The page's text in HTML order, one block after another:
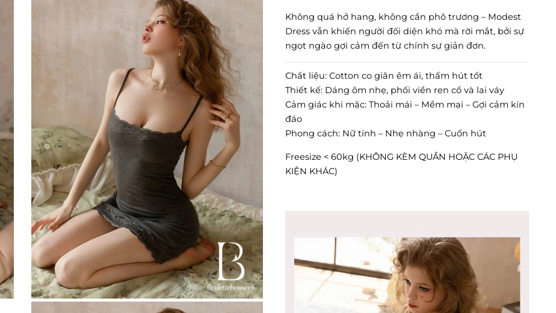
Không quá hở hang, không cần phô trương – Modest
Dress vẫn khiến người đối diện khó mà rời mắt, bởi sự
ngọt ngào gợi cảm đến từ chính sự giản đơn.
Chất liệu: Cotton co giãn êm ái, thấm hút tốt
Thiết kế: Dáng ôm nhẹ, phối viền ren cổ và lai váy
Cảm giác khi mặc: Thoải mái – Mềm mại – Gợi cảm kín
đáo
Phong cách: Nữ tính – Nhẹ nhàng – Cuốn hút
Freesize < 60kg (KHÔNG KÈM QUẦN HOẶC CÁC PHỤ
KIỆN KHÁC)